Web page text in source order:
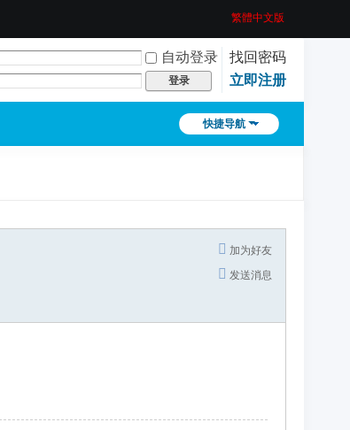
繁體中文版
自动登录
找回密码
登录 立即注册
快捷导航
加为好友
发送消息